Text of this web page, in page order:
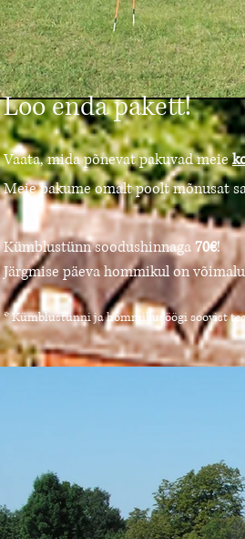
Loo enda pakett!
Vaata, mida põnevat pakuvad meie
Meie pakume omalt poolt mõnusat
Kümblustünn soodushinnaga70€!
Järgmise päeva hommikul on
* Kümblustünni ja hommikusöögi soovist